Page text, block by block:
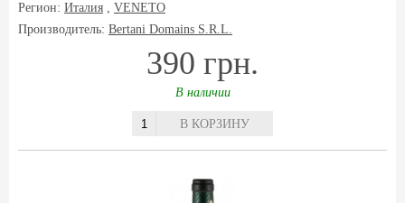
Регион: Италия , VENETO
Производитель: Bertani Domains S.R.L.
390 грн.
В наличии
В КОРЗИНУ